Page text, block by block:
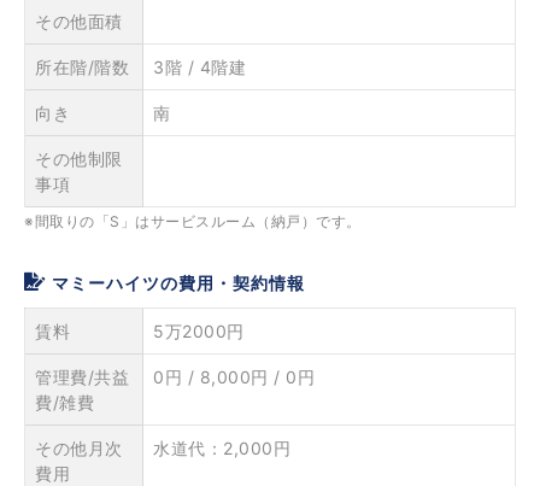
その他面積
所在階/階数 3階 / 4階建
向き 南
その他制限
事項
※間取りの「S」はサービスルーム（納戸）です。
マミーハイツの費用・契約情報
賃料 5万2000円
管理費/共益
費/雑費
0円 / 8,000円 / 0円
その他月次
費用
水道代：2,000円